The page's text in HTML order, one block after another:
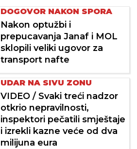
DOGOVOR NAKON SPORA
Nakon optužbi i
prepucavanja Janaf i MOL
sklopili veliki ugovor za
transport nafte
UDAR NA SIVU ZONU
VIDEO / Svaki treći nadzor
otkrio nepravilnosti,
inspektori pečatili smještaje
i izrekli kazne veće od dva
milijuna eura